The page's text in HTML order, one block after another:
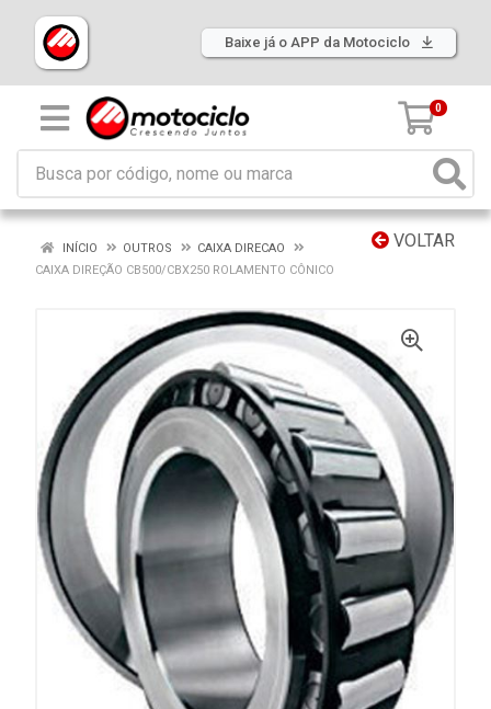
Baixe já o APP da Motociclo
0
VOLTAR
INÍCIO OUTROS
CAIXA DIRECAO
CAIXA DIREÇÃO CB500/CBX250 ROLAMENTO CÔNICO